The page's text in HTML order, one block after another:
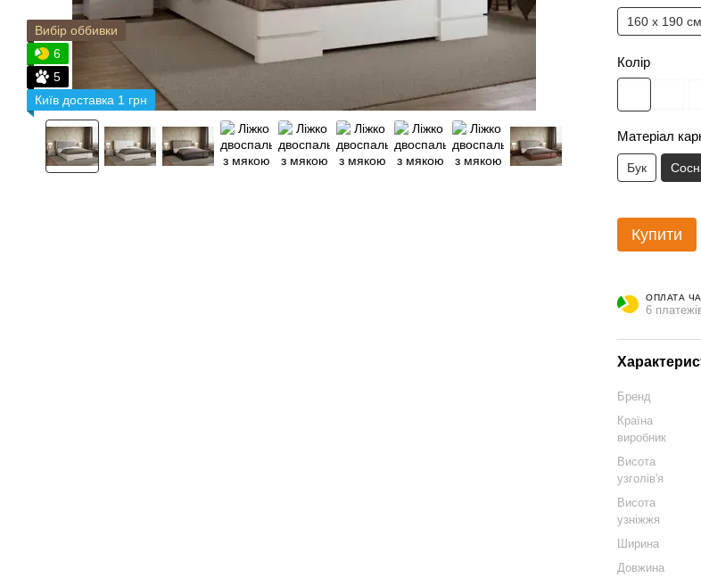
Вибір оббивки
6
5
Київ доставка 1 грн
160 х 190 см
Колір
Матеріал
Бук
Купити
ОПЛАТА
6
Бренд
Країна
виробник
Висота
узголів'я
Висота
узніжжя
Ширина
Довжина